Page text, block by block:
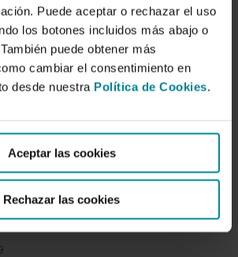
Puede aceptar o rechazar el uso
los botones incluidos más abajo o
puede obtener más
cambiar el consentimiento en
desde nuestra Política de Cookies.
Aceptar las cookies
Rechazar las cookies
hacia un
Jiménez,Juan Carlos Pérez Mesa
2025